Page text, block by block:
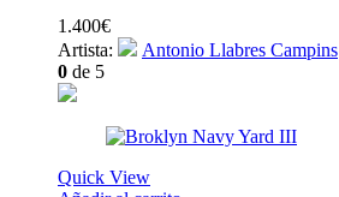
1.400€
Artista:
Antonio Llabres Campins
0 de 5
Quick View